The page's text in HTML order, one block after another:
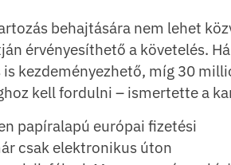
behajtására nem lehet
érvényesíthető a követelés.
kezdeményezhető, míg 30
kell fordulni – ismertette a
papíralapú európai fizetési
csak elektronikus úton